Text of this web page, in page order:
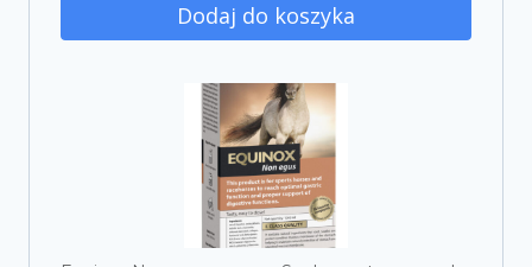
Dodaj do koszyka